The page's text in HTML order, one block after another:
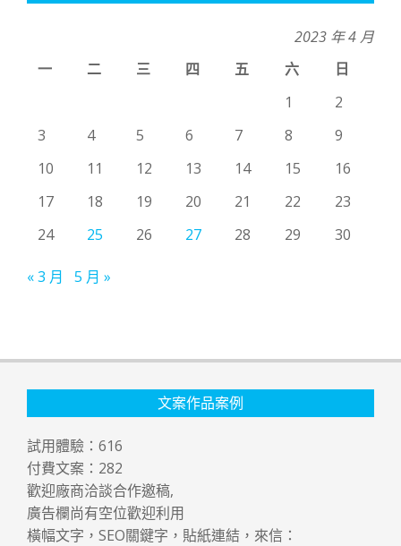
2023 年 4 月
一
二 三 四 五 六
日
1
2
3
4 5 6 7 8
9
10
11 12 13 14 15
16
17
18 19 20 21 22
23
24
25 26 27 28 29 30
« 3 月 5 月 »
文案作品案例
試用體驗： 616
付費文案： 282
歡迎廠商洽談合作邀稿,
廣告欄尚有空位歡迎利用
橫幅文字，SEO關鍵字，貼紙連結，來信：